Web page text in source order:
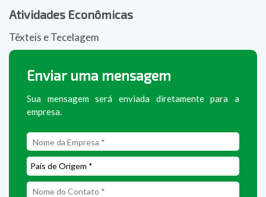
Atividades Econômicas
Têxteis e Tecelagem
Enviar uma mensagem
Sua mensagem será enviada diretamente para a
empresa.